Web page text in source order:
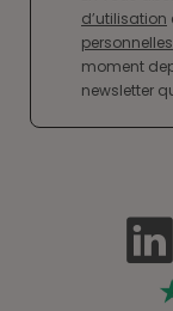
d’utilisation
personnelles
moment
newsletter